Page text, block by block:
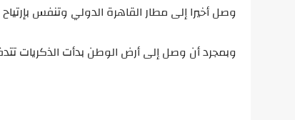
وصل أخيرا إلى مطار القاهرة الدولي وتنفس بإرتياح
وبمجرد أن وصل إلى أرض الوطن بدأت الذكريات